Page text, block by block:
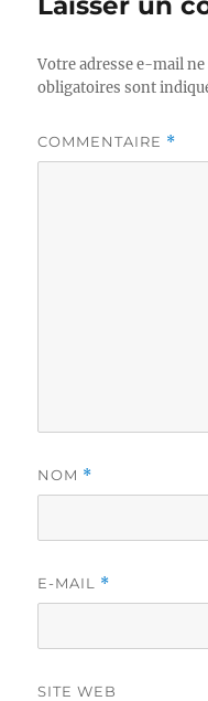
Votre adresse e-mail ne
obligatoires sont
COMMENTAIRE *
NOM *
E-MAIL *
SITE WEB